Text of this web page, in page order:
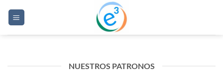
NUESTROS PATRONOS